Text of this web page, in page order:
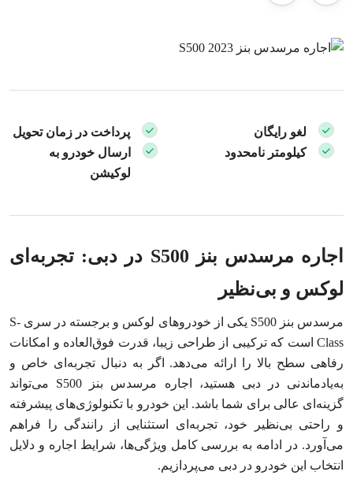
لغو رایگان
پرداخت در زمان تحویل
کیلومتر نامحدود
ارسال خودرو به
لوکیشن
اجاره مرسدس بنز S500 در دبی: تجربه‌ای
لوکس و بی‌نظیر
مرسدس بنز S500 یکی از خودروهای لوکس و برجسته‌ در سری S-
Class است که ترکیبی از طراحی زیبا، قدرت فوق‌العاده و امکانات
رفاهی سطح بالا را ارائه می‌دهد. اگر به دنبال تجربه‌ای خاص و
به‌یادماندنی در دبی هستید، اجاره مرسدس بنز S500 می‌تواند
گزینه‌ای عالی برای شما باشد. این خودرو با تکنولوژی‌های پیشرفته
و راحتی بی‌نظیر خود، تجربه‌ای استثنایی از رانندگی را فراهم
می‌آورد. در ادامه به بررسی کامل ویژگی‌ها، شرایط اجاره و دلایل
انتخاب این خودرو در دبی می‌پردازیم.